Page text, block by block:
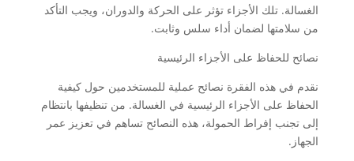
الغسالة. تلك الأجزاء تؤثر على الحركة والدوران، ويجب التأكد
من سلامتها لضمان أداء سلس وثابت.
نصائح للحفاظ على الأجزاء الرئيسية
نقدم في هذه الفقرة نصائح عملية للمستخدمين حول كيفية
الحفاظ على الأجزاء الرئيسية في الغسالة. من تنظيفها بانتظام
إلى تجنب إفراط الحمولة، هذه النصائح تساهم في تعزيز عمر
الجهاز.